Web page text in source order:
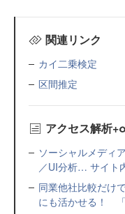
関連リンク
カイ二乗検定
区間推定
アクセス解析
ソーシャルメディ
／UI分析… サイト
同業他社比較だけ
にも活かせる！